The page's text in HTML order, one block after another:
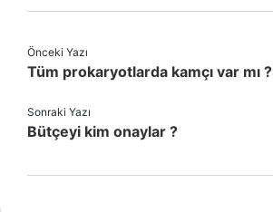
Önceki Yazı
Tüm prokaryotlarda kamçı var mı ?
Sonraki Yazı
Bütçeyi kim onaylar ?